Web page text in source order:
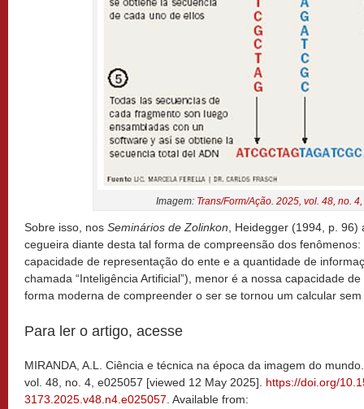
Imagem: Trans/Form/Ação. 2025, vol. 48, no.
Sobre isso, nos Seminários de Zolinkon, Heidegger (1994, p. 96)
cegueira diante desta tal forma de compreensão dos
capacidade de representação do ente e a quantidade de
chamada “Inteligência Artificial”), menor é a nossa capacidade
forma moderna de compreender o ser se tornou um calcular sem
Para ler o artigo, acesse
MIRANDA, A.L. Ciência e técnica na época da imagem do
vol. 48, no. 4, e025057 [viewed 12 May 2025]. https://doi.org/
3173.2025.v48.n4.e025057. Available from: